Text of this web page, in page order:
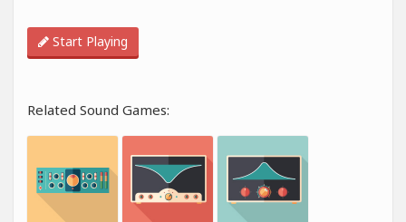
Start Playing
Related Sound Games: